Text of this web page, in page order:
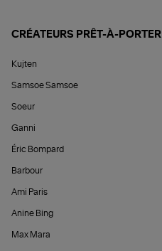
CRÉATEURS PRÊT-À-PORTER
Kujten
Samsoe Samsoe
Soeur
Ganni
Éric Bompard
Barbour
Ami Paris
Anine Bing
Max Mara